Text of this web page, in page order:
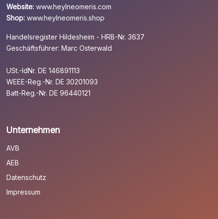
Website: www.heylneomeris.com
Shop: www.heylneomeris.shop
Handelsregister Hildesheim - HRB-Nr. 3637
Geschäftsführer: Marc Osterwald
USt.-IdNr. DE 146891113
WEEE-Reg.-Nr. DE 30201093
Batt-Reg.-Nr. DE 96440121
Unternehmen
AVB
AEB
Datenschutz
Impressum